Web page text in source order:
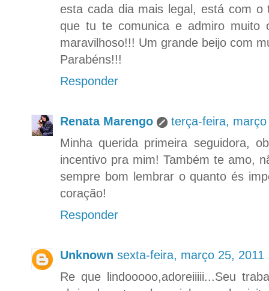
esta cada dia mais legal, está com
que tu te comunica e admiro muito
maravilhoso!!! Um grande beijo com
Parabéns!!!
Responder
Renata Marengo
terça-feira,
Minha querida primeira seguidora,
incentivo pra mim! Também te amo,
sempre bom lembrar o quanto és
coração!
Responder
Unknown sexta-feira, março 25, 2011
Re que lindooooo,adoreiiiii...Seu